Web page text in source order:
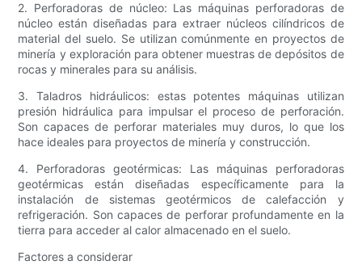
2. Perforadoras de núcleo: Las máquinas perforadoras de
núcleo están diseñadas para extraer núcleos cilíndricos de
material del suelo. Se utilizan comúnmente en proyectos de
minería y exploración para obtener muestras de depósitos de
rocas y minerales para su análisis.
3. Taladros hidráulicos: estas potentes máquinas utilizan
presión hidráulica para impulsar el proceso de perforación.
Son capaces de perforar materiales muy duros, lo que los
hace ideales para proyectos de minería y construcción.
4. Perforadoras geotérmicas: Las máquinas perforadoras
geotérmicas están diseñadas específicamente para la
instalación de sistemas geotérmicos de calefacción y
refrigeración. Son capaces de perforar profundamente en la
tierra para acceder al calor almacenado en el suelo.
Factores a considerar